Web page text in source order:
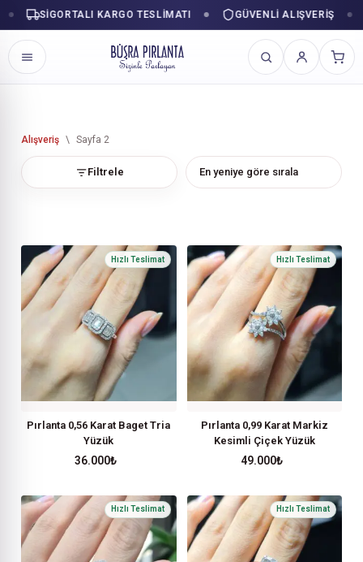
SIGORTALI KARGO TESLIMATI GÜVENLI ALIŞVERIŞ
geç
Alışveriş \ Sayfa 2
Filtrele
Pırlanta 0,56 Karat Baget Tria
Yüzük
36.000₺
Pırlanta 0,99 Karat Markiz
Kesimli Çiçek Yüzük
49.000₺